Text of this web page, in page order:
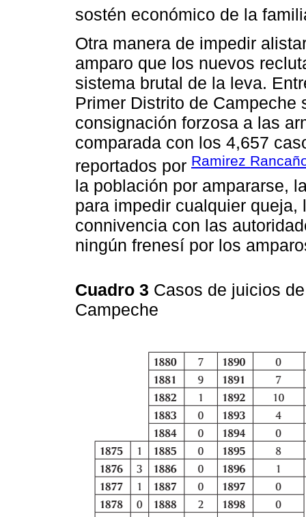
sostén económico de la
Otra manera de impedir
amparo que los nuevos
sistema brutal de la leva.
Primer Distrito de Campeche
consignación forzosa a las
comparada con los 4,657
reportados por Ramirez
la población por ampararse,
para impedir cualquier
connivencia con las
ningún frenesí por los
Cuadro 3 Casos de juicios
Campeche